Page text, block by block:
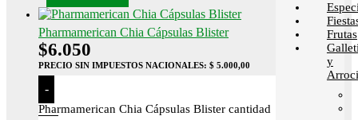
Pharmamerican Chia Cápsulas Blister
$6.050
PRECIO SIN IMPUESTOS NACIONALES: $ 5.000,00
-
Pharmamerican Chia Cápsulas Blister cantidad
Frutas
y